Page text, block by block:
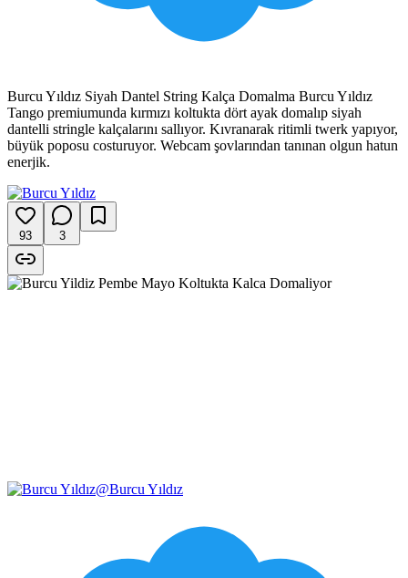
Burcu Yıldız Siyah Dantel String Kalça Domalma Burcu Yıldız
Tango premiumunda kırmızı koltukta dört ayak domalıp siyah
dantelli stringle kalçalarını sallıyor. Kıvranarak ritimli twerk yapıyor,
büyük poposu costuruyor. Webcam şovlarından tanınan olgun hatun
enerjik.
93 3
@Burcu Yıldız